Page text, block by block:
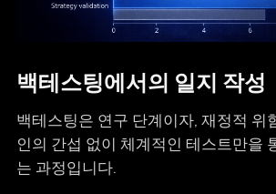
백테스팅에서의 일지 작성
백테스팅은 연구 단계이자, 재정적 위
인의 간섭 없이 체계적인 테스트만을
는 과정입니다.